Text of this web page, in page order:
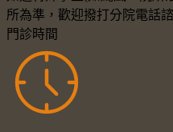
所為準，歡迎撥打分院電話諮
門診時間